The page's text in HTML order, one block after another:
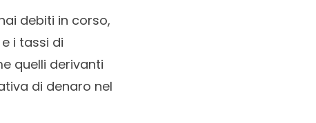
debiti in corso,
i tassi di
quelli derivanti
di denaro nel